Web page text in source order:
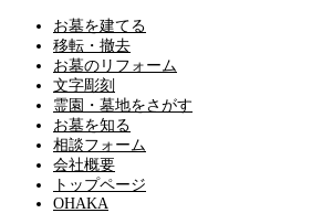
お墓を建てる
移転・撤去
お墓のリフォーム
文字彫刻
霊園・墓地をさがす
お墓を知る
相談フォーム
会社概要
トップページ
OHAKA